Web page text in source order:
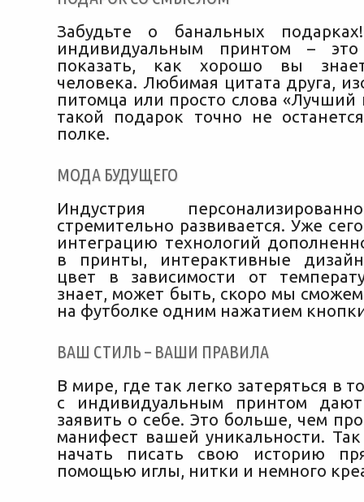
Забудьте о банальных
индивидуальным принтом – это
показать, как хорошо вы
человека. Любимая цитата друга,
питомца или просто слова «Лучший
такой подарок точно не
полке.
МОДА БУДУЩЕГО
Индустрия
стремительно развивается. Уже
интеграцию технологий
в принты, интерактивные
цвет в зависимости от
знает, может быть, скоро мы
на футболке одним нажатием
ВАШ СТИЛЬ – ВАШИ ПРАВИЛА
В мире, где так легко затеряться в
с индивидуальным принтом дают
заявить о себе. Это больше, чем
манифест вашей уникальности.
начать писать свою историю
помощью иглы, нитки и немного